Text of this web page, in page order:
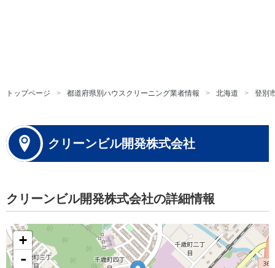
トップページ 都道府県別ハウスクリーニング業者情報 北海道 登別
クリーンビル開発株式会社
クリーンビル開発株式会社の詳細情報
+
-